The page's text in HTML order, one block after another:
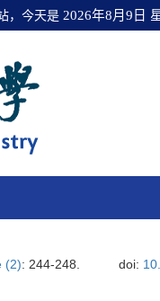
，今天是 2026年8月9日
(2): 244-248. doi: